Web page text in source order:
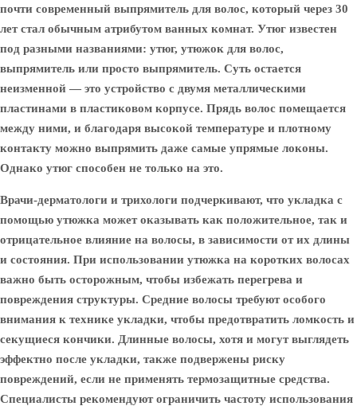
почти современный выпрямитель для волос, который через 30
лет стал обычным атрибутом ванных комнат. Утюг известен
под разными названиями: утюг, утюжок для волос,
выпрямитель или просто выпрямитель. Суть остается
неизменной — это устройство с двумя металлическими
пластинами в пластиковом корпусе. Прядь волос помещается
между ними, и благодаря высокой температуре и плотному
контакту можно выпрямить даже самые упрямые локоны.
Однако утюг способен не только на это.
Врачи-дерматологи и трихологи подчеркивают, что укладка с
помощью утюжка может оказывать как положительное, так и
отрицательное влияние на волосы, в зависимости от их длины
и состояния. При использовании утюжка на коротких волосах
важно быть осторожным, чтобы избежать перегрева и
повреждения структуры. Средние волосы требуют особого
внимания к технике укладки, чтобы предотвратить ломкость и
секущиеся кончики. Длинные волосы, хотя и могут выглядеть
эффектно после укладки, также подвержены риску
повреждений, если не применять термозащитные средства.
Специалисты рекомендуют ограничить частоту использования